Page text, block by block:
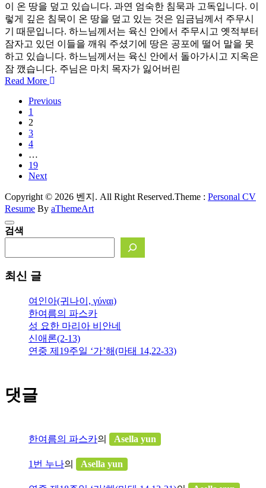
이 온 땅을 덮고 있습니다. 과연 엄숙한 침묵과 고독입니다. 이
렇게 깊은 침묵이 온 땅을 덮고 있는 것은 임금님께서 주무시
기 때문입니다. 하느님께서는 육신 안에서 주무시고 옛적부터
잠자고 있던 이들을 깨워 주셨기에 땅은 공포에 떨어 말을 못
하고 있습니다. 하느님께서는 육신 안에서 돌아가시고 지옥은
잠 깼습니다. 주님은 마치 목자가 잃어버린
Read More
Previous
1
2
3
4
…
19
Next
Copyright © 2026 벤지. All Right Reserved.Theme : Personal CV
Resume By aThemeArt
검색
최신 글
여인아(귀나이, γύναι)
한여름의 파스카
성 요한 마리아 비안네
신애론(2-13)
연중 제19주일 ‘가’해(마태 14,22-33)
댓글
한여름의 파스카의 Asella yun
1번 누나의 Asella yun